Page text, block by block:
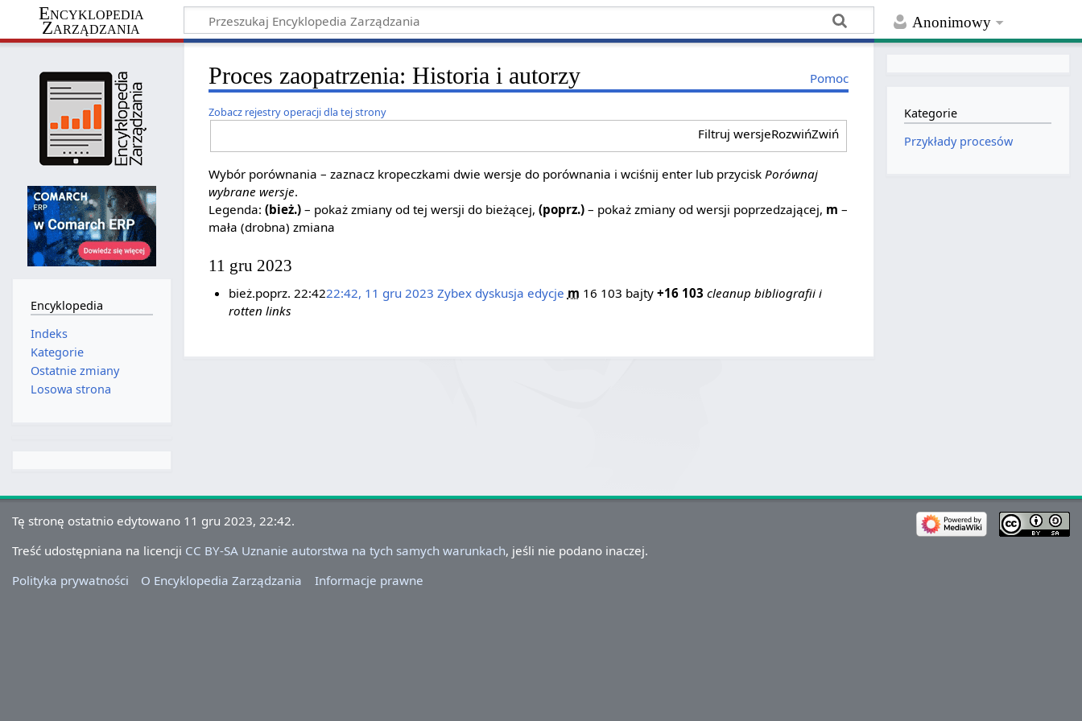
Anonimowy
Encyklopedia
Zarządzania
Pomoc
Proces zaopatrzenia: Historia i autorzy
Zobacz rejestry operacji dla tej strony
Filtruj wersjeRozwińZwiń
Wybór porównania – zaznacz kropeczkami dwie wersje do porównania i wciśnij enter lub przycisk Porównaj
wybrane wersje.
Legenda:(bież.) – pokaż zmiany od tej wersji do bieżącej,(poprz.) – pokaż zmiany od wersji poprzedzającej, m –
mała (drobna) zmiana
11 gru 2023
bież.poprz. 22:4222:42, 11 gru 2023 Zybex dyskusja edycje m 16 103 bajty +16 103 cleanup bibliografii i
rotten links
Encyklopedia
Indeks
Kategorie
Ostatnie zmiany
Losowa strona
Kategorie
Przykłady procesów
Tę stronę ostatnio edytowano 11 gru 2023, 22:42.
Treść udostępniana na licencji CC BY-SA Uznanie autorstwa na tych samych warunkach, jeśli nie podano inaczej.
Polityka prywatności
O Encyklopedia Zarządzania Informacje prawne